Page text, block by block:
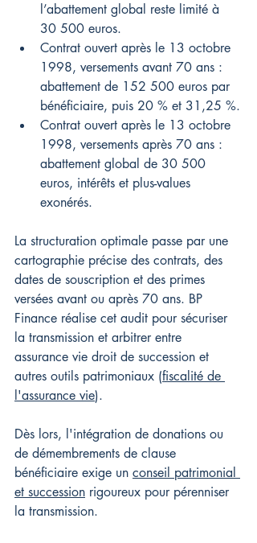
l’abattement global reste limité à
30 500 euros.
Contrat ouvert après le 13 octobre
1998, versements avant 70 ans :
abattement de 152 500 euros par
bénéficiaire, puis 20 % et 31,25 %.
Contrat ouvert après le 13 octobre
1998, versements après 70 ans :
abattement global de 30 500
euros, intérêts et plus-values
exonérés.
La structuration optimale passe par une
cartographie précise des contrats, des
dates de souscription et des primes
versées avant ou après 70 ans. BP
Finance réalise cet audit pour sécuriser
la transmission et arbitrer entre
assurance vie droit de succession et
autres outils patrimoniaux (fiscalité de
l'assurance vie).
Dès lors, l'intégration de donations ou
de démembrements de clause
bénéficiaire exige un conseil patrimonial
et succession rigoureux pour pérenniser
la transmission.